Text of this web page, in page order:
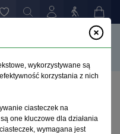
zawieranych przez
psychicznymi
wykorzystywane są
korzystania z nich
ciasteczek na
one kluczowe dla działania
wymagana jest